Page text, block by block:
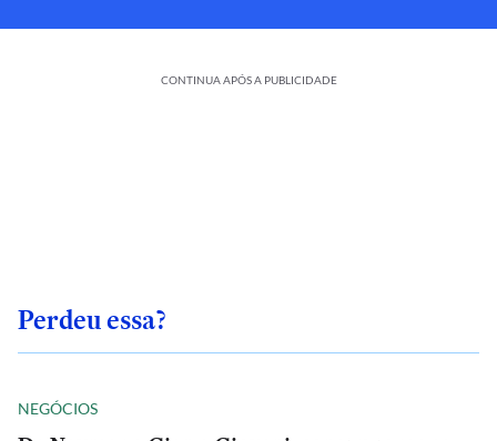
CONTINUA APÓS A PUBLICIDADE
Perdeu essa?
NEGÓCIOS